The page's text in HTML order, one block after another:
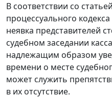
В соответствии со
процессуального
неявка представителей
судебном заседании
надлежащим образом
времени о месте
может служить
в их отсутствие.